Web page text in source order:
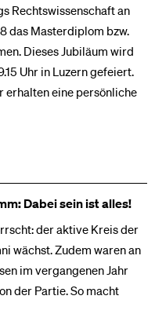
Rechtswissenschaft an
das Masterdiplom bzw.
Dieses Jubiläum wird
Uhr in Luzern gefeiert.
erhalten eine persönliche
Dabei sein ist alles!
der aktive Kreis der
wächst. Zudem waren an
im vergangenen Jahr
der Partie. So macht